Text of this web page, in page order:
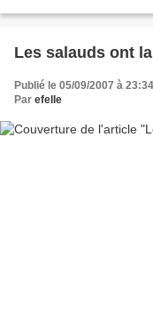
Les salauds ont
Publié le 05/09/2007 à 23:34
Par efelle